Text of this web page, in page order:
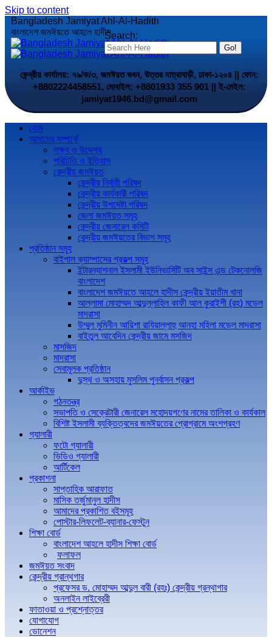
Skip to content
Search:
Bangladesh Jamiyat Ahl-Al-Hadith
বাংলাদেশ জমঈয়তে আহলে হাদীস
কেন্দ্রীয় কার্যালয়: ৭৯/ক/৩, জমঈয়ত ভবন, উত্তর যাত্রাবাড়ী, ঢাকা-১২০৪ || ফোন:
+8802224458551, মোবাইল: +8801933 355 901 || ই-মেইল:
jamiyat1946.bd@gmail.com
হোম
আমাদের সম্পর্কে
লক্ষ্য ও উদ্দেশ্য
পরিচিতি ও ইতিহাস
কেন্দ্রীয় জমঈয়ত
কেন্দ্রীয় নির্বাহী পরিষদ
কেন্দ্রীয় কার্যকারী পরিষদ
কেন্দ্রীয় উপদেষ্টা পরিষদ
জেলা জমঈয়ত সমূহ
কেন্দ্রীয় জেনারেল কমিটি
কেন্দ্রীয় জমঈয়তের বিভাগ সমূহ
প্রতিষ্ঠান সমূহ
বাইপাল ক্যাম্পাসের প্রকল্প সমূহ
ইন্টারন্যাশনাল ইসলামী ইউনিভার্সিটি অব সাইন্স এন্ড টেকনোলজি
বাংলাদেশ
বাংলাদেশ জমঈয়তে আহলে হাদীস কেন্দ্রীয় ইয়াতীম খানা
আল্লামা মোহাম্মদ আব্দুল্লাহিল কাফী আল কুরাইশী (রহ) মডেল
মাদরাসা
উম্মুল মুমিনীন আয়িশা রাযিয়াল্লাহু আনহা মহিলা মডেল মাদরাসা
বাইতুল আবেদিন কেন্দ্রীয় জামে মসজিদ
মাসজিদ
মাদরাসা
সেবামূলক প্রতিষ্ঠান
দুস্থ ও অসহায় মুসলিম পুনর্বাসন প্রকল্প
আর্কাইভ
গঠনতন্ত্র
সভাপতি ও সেক্রেটারী জেনারেল মহোদয়গণের নামের তালিকা ও কার্যকাল
বিশিষ্ট ইসলামী ব্যক্তিত্বদের জমঈয়তের প্রোগ্রামে অংশগ্রহণ
গ্যালারী
ফটো গ্যালারী
ভিডিও গ্যালারী
আর্টিকেল
প্রকাশনা
সাপ্তাহিক আরাফাত
মাসিক তর্জুমানুল হাদীস
আমাদের প্রকাশিত বইসমূহ
পোস্টার-লিফলেট-ব্যানার-ফেস্টুন
শিক্ষা বোর্ড
বাংলাদেশ আহলে হাদীস শিক্ষা বোর্ড
ফলাফল
জমঈয়ত সংবাদ
কেন্দ্রীয় গ্রান্থগার
প্রফেসর ড. মোহাম্মদ আব্দুল বারী (রহঃ) কেন্দ্রীয় গ্রন্থাগার
অনলাইন লাইব্রেরী
ফাতাওয়া ও প্রশ্নোত্তর
যোগাযোগ
ডোনেশন